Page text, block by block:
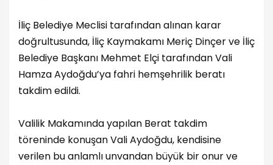
İliç Belediye Meclisi tarafından alınan karar
doğrultusunda, İliç Kaymakamı Meriç Dinçer ve İliç
Belediye Başkanı Mehmet Elçi tarafından Vali
Hamza Aydoğdu’ya fahri hemşehrilik beratı
takdim edildi.
Valilik Makamında yapılan Berat takdim
töreninde konuşan Vali Aydoğdu, kendisine
verilen bu anlamlı unvandan büyük bir onur ve